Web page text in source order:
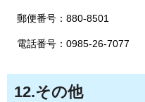
郵便番号：880-8501
電話番号：0985-26-7077
12.その他